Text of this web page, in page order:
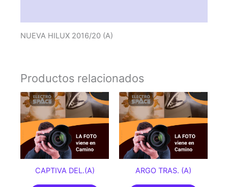
NUEVA HILUX 2016/20 (A)
Productos relacionados
CAPTIVA DEL.(A) ARGO TRAS. (A)